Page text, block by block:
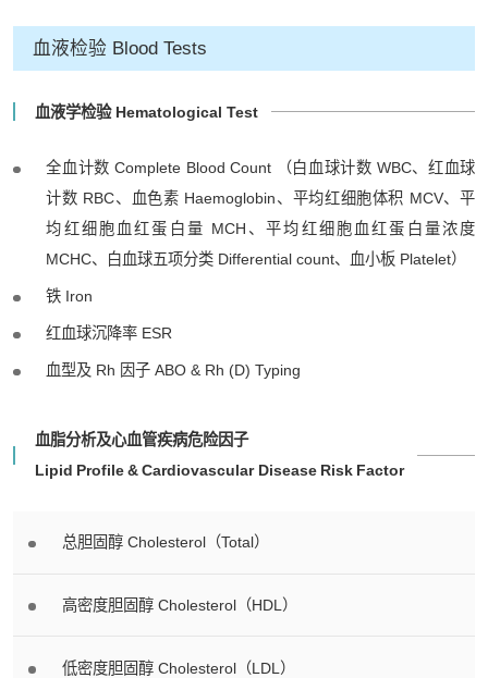
血液检验 Blood Tests
血液学检验 Hematological Test
全血计数 Complete Blood Count （白血球计数 WBC、红血球
计数 RBC、血色素 Haemoglobin、平均红细胞体积 MCV、平
均红细胞血红蛋白量 MCH、平均红细胞血红蛋白量浓度
MCHC、白血球五项分类 Differential count、血小板 Platelet）
铁 Iron
红血球沉降率 ESR
血型及 Rh 因子 ABO & Rh (D) Typing
血脂分析及心血管疾病危险因子
Lipid Profile & Cardiovascular Disease Risk Factor
总胆固醇 Cholesterol（Total）
高密度胆固醇 Cholesterol（HDL）
低密度胆固醇 Cholesterol（LDL）